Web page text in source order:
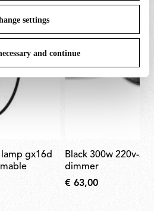
settings
and continue
black 300w 220v-240v rondò
dimmer
€ 63,00